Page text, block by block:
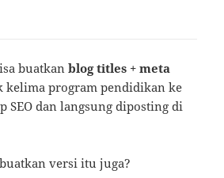
buatkanblog titles + meta
kelima program pendidikan ke
SEO dan langsung diposting di
versi itu juga?